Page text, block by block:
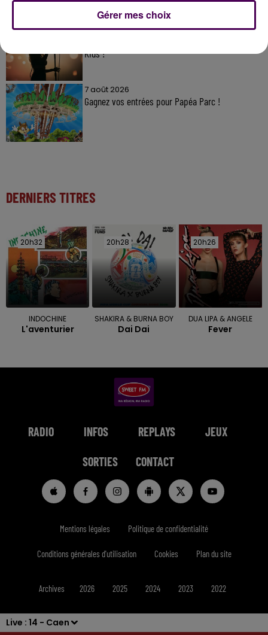
Live : 14 - Caen
11 juillet 2026
Kids !
7 août 2026
Gagnez vos entrées pour Papéa Parc !
DERNIERS TITRES
20h32
20h32
INDOCHINE
L'aventurier
20h28
20h28
SHAKIRA & BURNA BOY
Dai Dai
20h26
20h26
DUA LIPA & ANGELE
Fever
RADIO INFOS REPLAYS JEUX
SORTIES CONTACT
Mentions légales Politique de confidentialité
Conditions générales d'utilisation Cookies Plan du site
Archives 2026 2025 2024 2023 2022
Gérer mes choix